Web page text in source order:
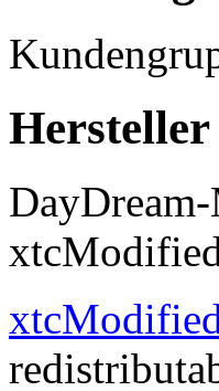
Hersteller